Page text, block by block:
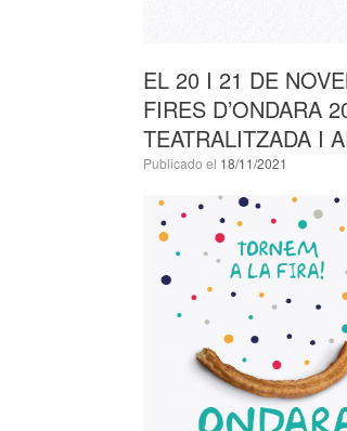
EL 20 I 21 DE
FIRES D’ONDARA
TEATRALITZADA I
Publicado el 18/11/2021